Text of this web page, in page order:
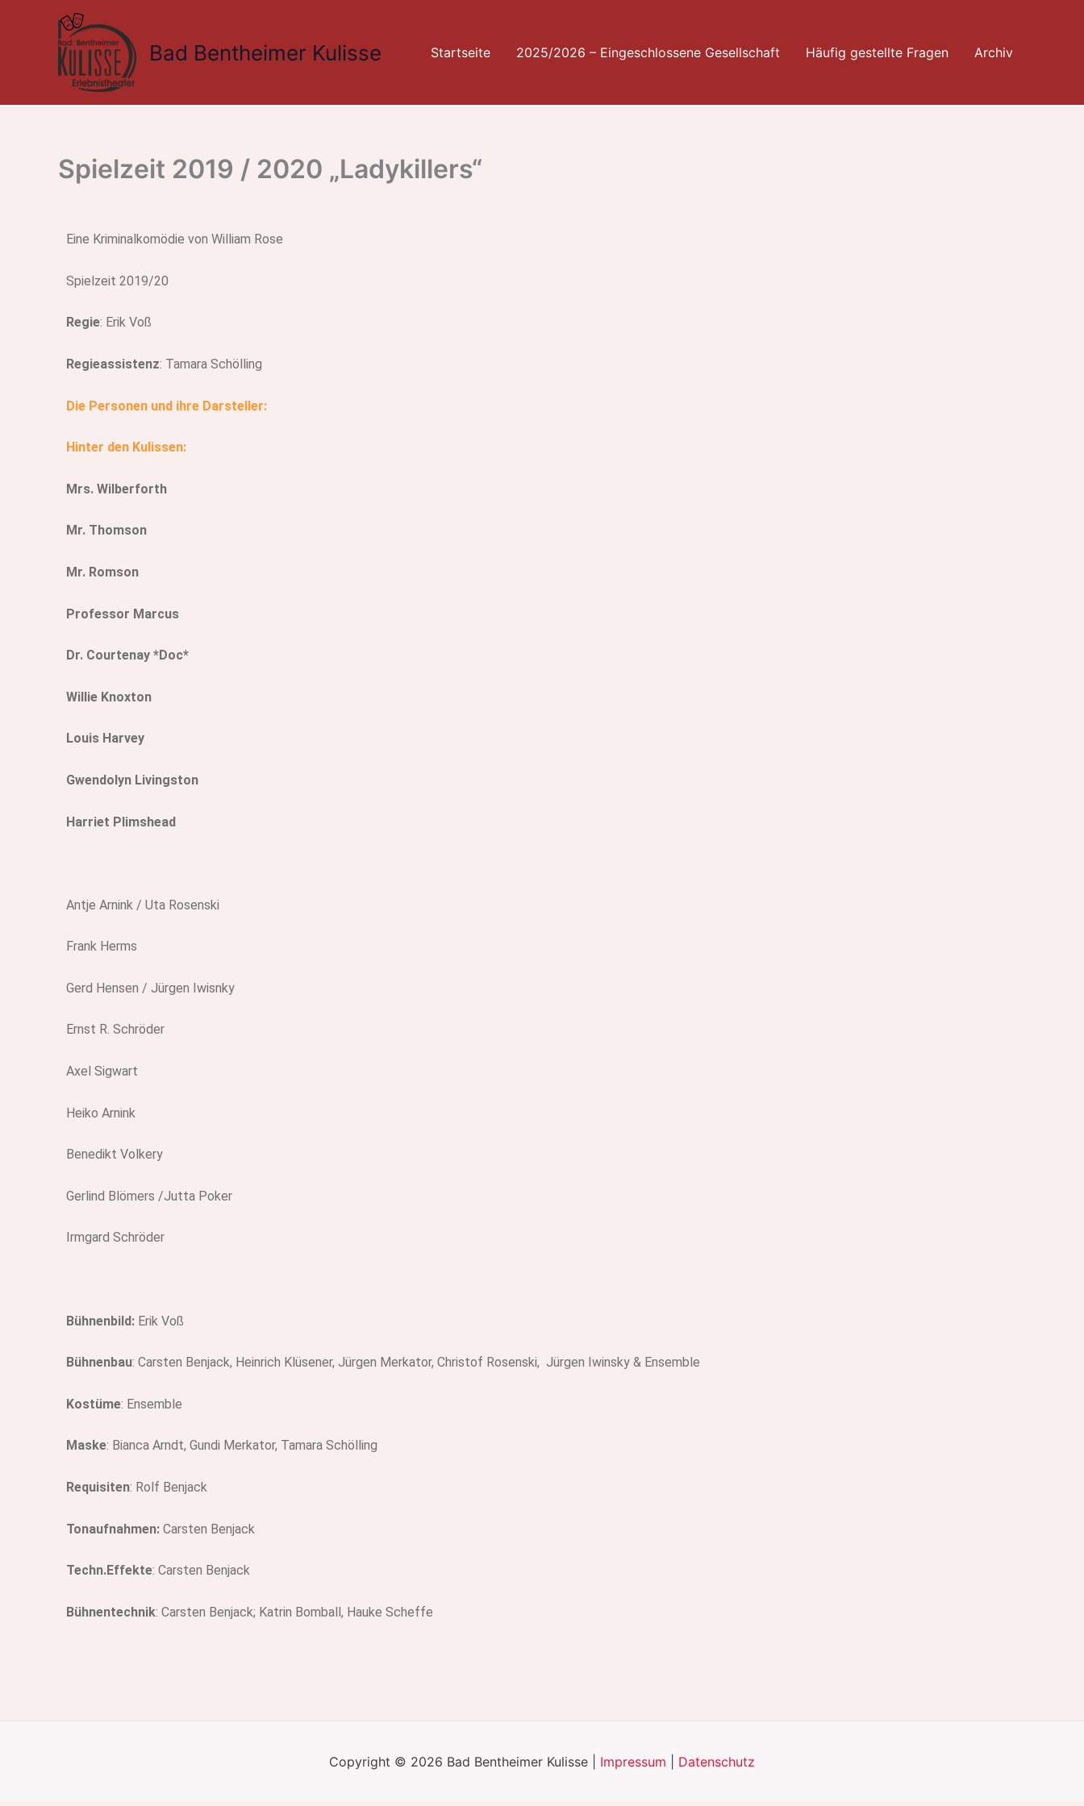
Bad Bentheimer Kulisse Startseite 2025/2026 – Eingeschlossene Gesellschaft Häufig gestellte Fragen Archiv
Spielzeit 2019 / 2020 „Ladykillers“
Eine Kriminalkomödie von William Rose
Spielzeit 2019/20
Regie: Erik Voß
Regieassistenz: Tamara Schölling
Die Personen und ihre Darsteller:
Hinter den Kulissen:
Mrs. Wilberforth
Mr. Thomson
Mr. Romson
Professor Marcus
Dr. Courtenay *Doc*
Willie Knoxton
Louis Harvey
Gwendolyn Livingston
Harriet Plimshead
Antje Arnink / Uta Rosenski
Frank Herms
Gerd Hensen / Jürgen Iwisnky
Ernst R. Schröder
Axel Sigwart
Heiko Arnink
Benedikt Volkery
Gerlind Blömers /Jutta Poker
Irmgard Schröder
Bühnenbild: Erik Voß
Bühnenbau: Carsten Benjack, Heinrich Klüsener, Jürgen Merkator, Christof Rosenski, Jürgen Iwinsky & Ensemble
Kostüme: Ensemble
Maske: Bianca Arndt, Gundi Merkator, Tamara Schölling
Requisiten: Rolf Benjack
Tonaufnahmen: Carsten Benjack
Techn.Effekte: Carsten Benjack
Bühnentechnik: Carsten Benjack; Katrin Bomball, Hauke Scheffe
Copyright © 2026 Bad Bentheimer Kulisse | Impressum Datenschutz